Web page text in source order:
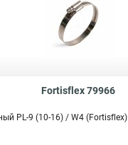
Fortisflex 79966
PL-9 (10-16) / W4 (Fortisflex)